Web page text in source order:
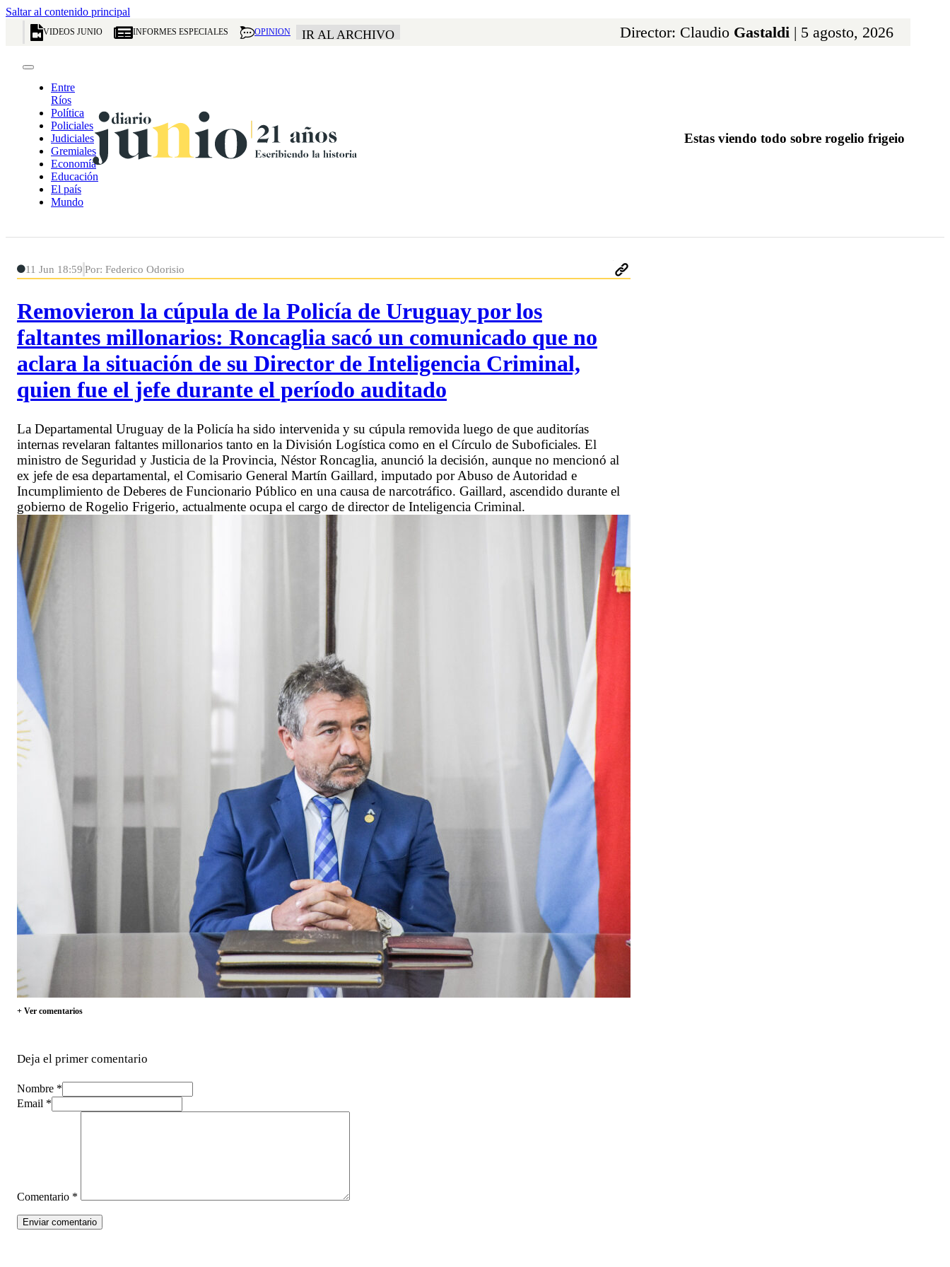
Saltar al contenido principal
VIDEOS JUNIO INFORMES ESPECIALES OPINION IR AL ARCHIVO Director: Claudio Gastaldi | 5 agosto, 2026
Entre
Ríos
Política
Policiales
Judiciales
Gremiales
Economía
Educación
El país
Mundo
Estas viendo todo sobre rogelio frigeio
11 Jun 18:59 Por: Federico Odorisio
Removieron la cúpula de la Policía de Uruguay por los
faltantes millonarios: Roncaglia sacó un comunicado que no
aclara la situación de su Director de Inteligencia Criminal,
quien fue el jefe durante el período auditado
La Departamental Uruguay de la Policía ha sido intervenida y su cúpula removida luego de que auditorías
internas revelaran faltantes millonarios tanto en la División Logística como en el Círculo de Suboficiales. El
ministro de Seguridad y Justicia de la Provincia, Néstor Roncaglia, anunció la decisión, aunque no mencionó al
ex jefe de esa departamental, el Comisario General Martín Gaillard, imputado por Abuso de Autoridad e
Incumplimiento de Deberes de Funcionario Público en una causa de narcotráfico. Gaillard, ascendido durante el
gobierno de Rogelio Frigerio, actualmente ocupa el cargo de director de Inteligencia Criminal.
+ Ver comentarios
Deja el primer comentario
Nombre *
Email *
Comentario *